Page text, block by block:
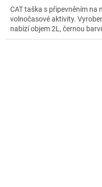
CAT taška s připevněním na
volnočasové aktivity.
nabízí objem 2L, černou